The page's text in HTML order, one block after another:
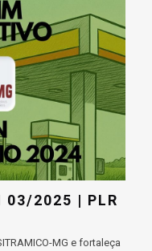
03/2025 | PLR
MG e fortaleça